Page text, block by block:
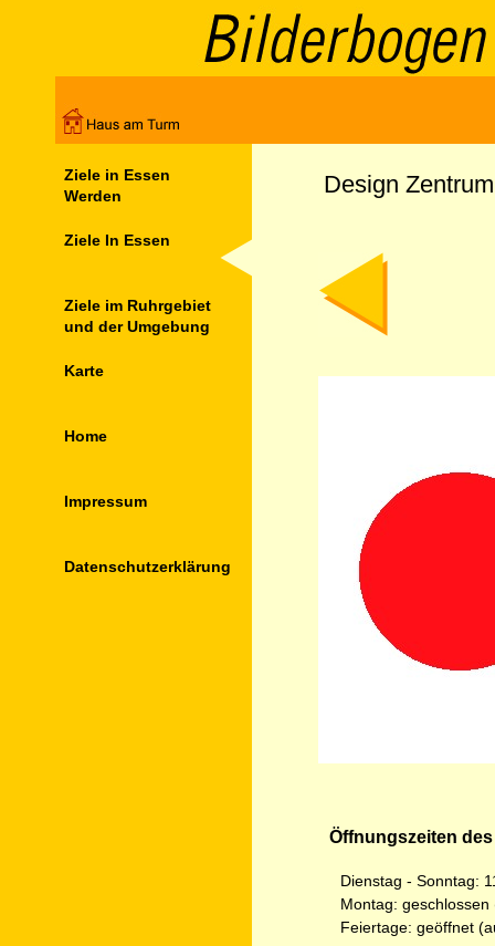
Ziele in Essen
Werden
Ziele In Essen
Ziele im Ruhrgebiet
und der Umgebung
Karte
Home
Impressum
Datenschutz­erklärung
Design Zentrum
Öffnungszeiten
Dienstag - Sonntag:
Montag:
Feiertage: geöffnet